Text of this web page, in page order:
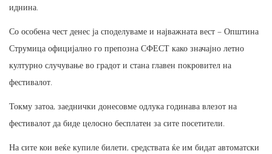
иднина.
Со особена чест денес ја споделуваме и најважната вест – Општина
Струмица официјално го препозна СФЕСТ како значајно летно
културно случување во градот и стана главен покровител на
фестивалот.
Токму затоа, заеднички донесовме одлука годинава влезот на
фестивалот да биде целосно бесплатен за сите посетители.
На сите кои веќе купиле билети, средствата ќе им бидат автоматски